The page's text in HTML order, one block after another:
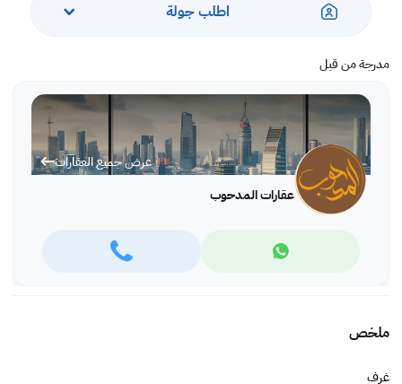
اطلب جولة
مدرجة من قبل
عرض جميع العقارات
عقارات المدحوب
ملخص
غرف